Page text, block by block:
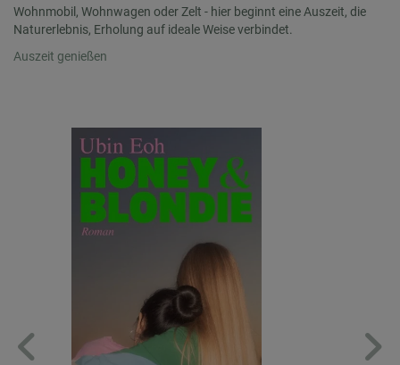
Wohnmobil, Wohnwagen oder Zelt - hier beginnt eine Auszeit, die
Naturerlebnis, Erholung auf ideale Weise verbindet.
Auszeit genießen